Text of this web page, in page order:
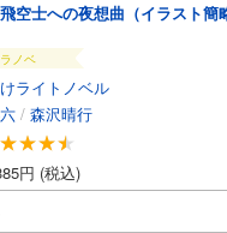
空士への夜想曲（イラスト簡
ラノベ
ライトノベル
/ 森沢晴行
円 (税込)